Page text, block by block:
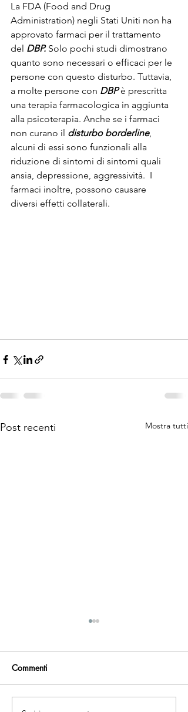
La FDA (Food and Drug
Administration) negli Stati Uniti non ha
approvato farmaci per il trattamento
del DBP. Solo pochi studi dimostrano
quanto sono necessari o efficaci per le
persone con questo disturbo. Tuttavia,
a molte persone con DBP è prescritta
una terapia farmacologica in aggiunta
alla psicoterapia. Anche se i farmaci
non curano il disturbo borderline,
alcuni di essi sono funzionali alla
riduzione di sintomi di sintomi quali
ansia, depressione, aggressività.  I
farmaci inoltre, possono causare
diversi effetti collaterali.
Post recenti Mostra tutti
Commenti